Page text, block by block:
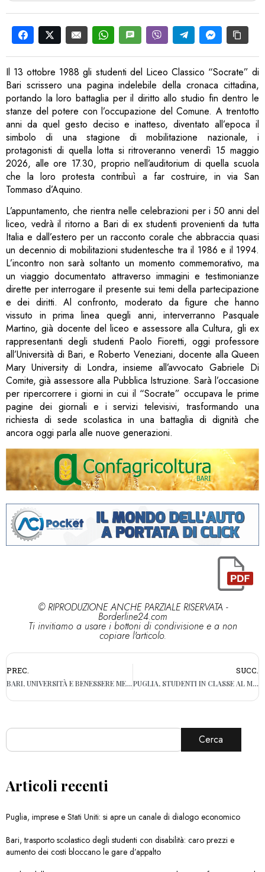
Il 13 ottobre 1988 gli studenti del Liceo Classico “Socrate” di
Bari scrissero una pagina indelebile della cronaca cittadina,
portando la loro battaglia per il diritto allo studio fin dentro le
stanze del potere con l’occupazione del Comune. A trentotto
anni da quel gesto deciso e inatteso, diventato all’epoca il
simbolo di una stagione di mobilitazione nazionale, i
protagonisti di quella lotta si ritroveranno venerdì 15 maggio
2026, alle ore 17.30, proprio nell’auditorium di quella scuola
che la loro protesta contribuì a far costruire, in via San
Tommaso d’Aquino.
L’appuntamento, che rientra nelle celebrazioni per i 50 anni del
liceo, vedrà il ritorno a Bari di ex studenti provenienti da tutta
Italia e dall’estero per un racconto corale che abbraccia quasi
un decennio di mobilitazioni studentesche tra il 1986 e il 1994.
L’incontro non sarà soltanto un momento commemorativo, ma
un viaggio documentato attraverso immagini e testimonianze
dirette per interrogare il presente sui temi della partecipazione
e dei diritti. Al confronto, moderato da figure che hanno
vissuto in prima linea quegli anni, interverranno Pasquale
Martino, già docente del liceo e assessore alla Cultura, gli ex
rappresentanti degli studenti Paolo Fioretti, oggi professore
all’Università di Bari, e Roberto Veneziani, docente alla Queen
Mary University di Londra, insieme all’avvocato Gabriele Di
Comite, già assessore alla Pubblica Istruzione. Sarà l’occasione
per ripercorrere i giorni in cui il “Socrate” occupava le prime
pagine dei giornali e i servizi televisivi, trasformando una
richiesta di sede scolastica in una battaglia di dignità che
ancora oggi parla alle nuove generazioni.
© RIPRODUZIONE ANCHE PARZIALE RISERVATA -
Borderline24.com
Ti invitiamo a usare i bottoni di condivisione e a non
copiare l'articolo.
PREC.
BARI, UNIVERSITÀ E BENESSERE MENTALE: SIGLATO L’ACCORDO TRA UNIBA E ORDINE DEGLI PSICOLOGI
SUCC.
PUGLIA, STUDENTI IN CLASSE AL MATTINO E IN AZIENDA IL POMERIGGIO: PARTE IL PIANO CHE CAMBIA LA SCUOLA SUPERIORE
Cerca
Articoli recenti
Puglia, imprese e Stati Uniti: si apre un canale di dialogo economico
Bari, trasporto scolastico degli studenti con disabilità: caro prezzi e
aumento dei costi bloccano le gare d’appalto